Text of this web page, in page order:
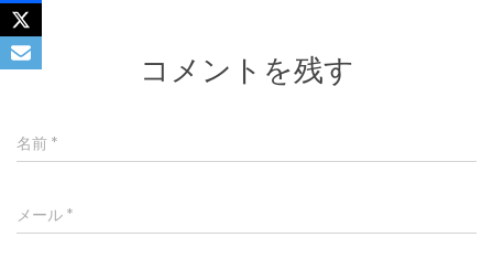
コメントを残す
名前 *
メール *